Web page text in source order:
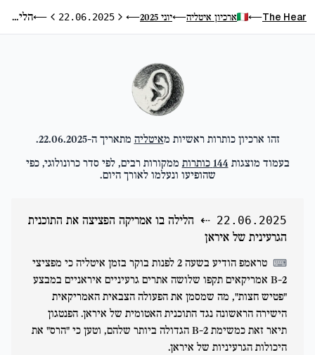
The Hear
⟵ ארכיון איטליה⟵יוני 2025 ⟵היום הקודם
22.06.2025 היום הבא
⟵ הלילה בו אמריקה הפציצה את התוכנית הגרעינית של איראן
זהו ארכיון כותרות ראשיות מאיטליה מתאריך ה-22.06.2025
.
בעמוד מוצגות 144 כותרות ממקורות רבים, לפי סדר כרונולוגי, כפי
שהופיעו ונעלמו לאורך היום.
22.06.2025
⇠ הלילה בו אמריקה הפציצה את התוכנית
הגרעינית של איראן
⌨
טראמפ הודיע בשעה 2 לפנות בוקר בזמן איטליה כי מפציצי
B-2 אמריקאים תקפו שלושה אתרים גרעיניים איראניים במבצע
"פטיש חצות", מה שמסמן את הפעולה הצבאית האמריקאית
הישירה הראשונה נגד התוכנית האטומית של איראן. הפנטגון
תיאר זאת כמשימת B-2 הגדולה ביותר שלהם, וטען כי "הרס" את
היכולות הגרעיניות של איראן.